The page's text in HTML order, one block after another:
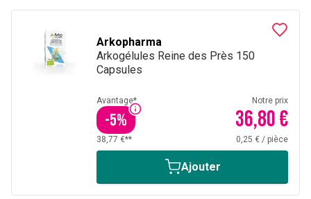
Arkopharma
Arkogélules Reine des Près 150
Capsules
Avantage*
-5%
Notre prix
36,80 €
38,77 €** 0,25 € / pièce
Ajouter